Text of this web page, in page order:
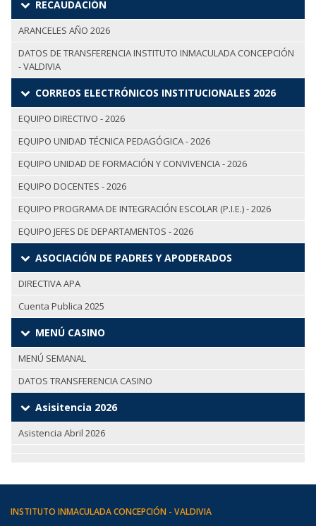
RECAUDACIÓN
ARANCELES AÑO 2026
DATOS DE TRANSFERENCIA INSTITUTO INMACULADA CONCEPCIÓN
- VALDIVIA
CORREOS ELECTRÓNICOS INSTITUCIONALES 2026
EQUIPO DIRECTIVO - 2026
EQUIPO UNIDAD TÉCNICA PEDAGÓGICA - 2026
EQUIPO UNIDAD DE FORMACIÓN Y CONVIVENCIA - 2026
EQUIPO DOCENTES - 2026
EQUIPO PROGRAMA DE INTEGRACIÓN ESCOLAR (P.I.E.) - 2026
EQUIPO JEFES DE DEPARTAMENTOS - 2026
ASOCIACIÓN DE PADRES Y APODERADOS
DIRECTIVA APA
Cuenta Publica 2025
MENÚ CASINO
MENÚ SEMANAL
DATOS TRANSFERENCIA CASINO
Asisitencia 2026
Asistencia Abril 2026
INSTITUTO INMACULADA CONCEPCIÓN - VALDIVIA